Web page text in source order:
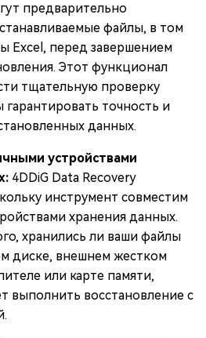
предварительно
файлы, в том
Excel, перед завершением
Этот функционал
тщательную проверку
точность и
данных.
устройствами
4DDiG Data Recovery
инструмент совместим
хранения данных.
хранились ли ваши файлы
диске, внешнем жестком
или карте памяти,
выполнить восстановление с